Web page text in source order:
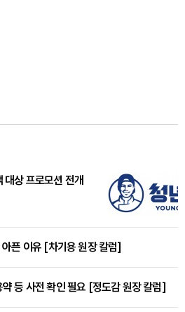
대상 프로모션 전개
픈 이유 [차기용 원장 칼럼]
약 등 사전 확인 필요 [정도감 원장 칼럼]